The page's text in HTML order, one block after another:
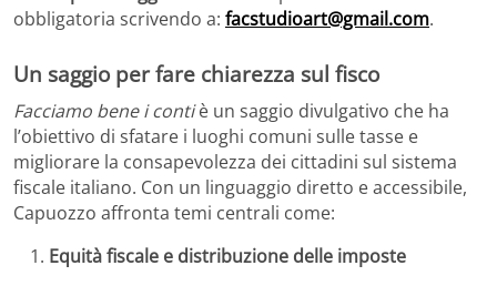
obbligatoria scrivendo a: facstudioart@gmail.com.
Un saggio per fare chiarezza sul fisco
Facciamo bene i contiè un saggio divulgativo che ha
l’obiettivo di sfatare i luoghi comuni sulle tasse e
migliorare la consapevolezza dei cittadini sul sistema
fiscale italiano. Con un linguaggio diretto e accessibile,
Capuozzo affronta temi centrali come:
Equità fiscale e distribuzione delle imposte